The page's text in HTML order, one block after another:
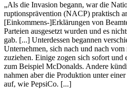
„Als die Inva­sion begann, war die
rup­ti­ons­prä­ven­tion (NACP) prak­tisch
[Einkommens-]Erklärungen von
Par­teien aus­ge­setzt wurden und es
gab. [...] Unter­des­sen began­nen
Unter­neh­men, sich nach und nach
zu­zie­hen. Einige zogen sich sofort
zum Bei­spiel McDo­nalds. Andere
nahmen aber die Pro­duk­tion unter
auf, wie PepsiCo. [...]